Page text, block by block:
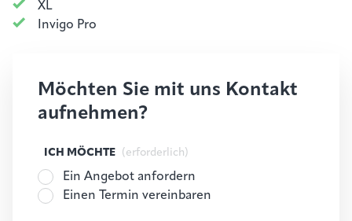
XL
Invigo Pro
Möchten Sie mit uns Kontakt
aufnehmen?
ICH MÖCHTE (erforderlich)
Ein Angebot anfordern
Einen Termin vereinbaren